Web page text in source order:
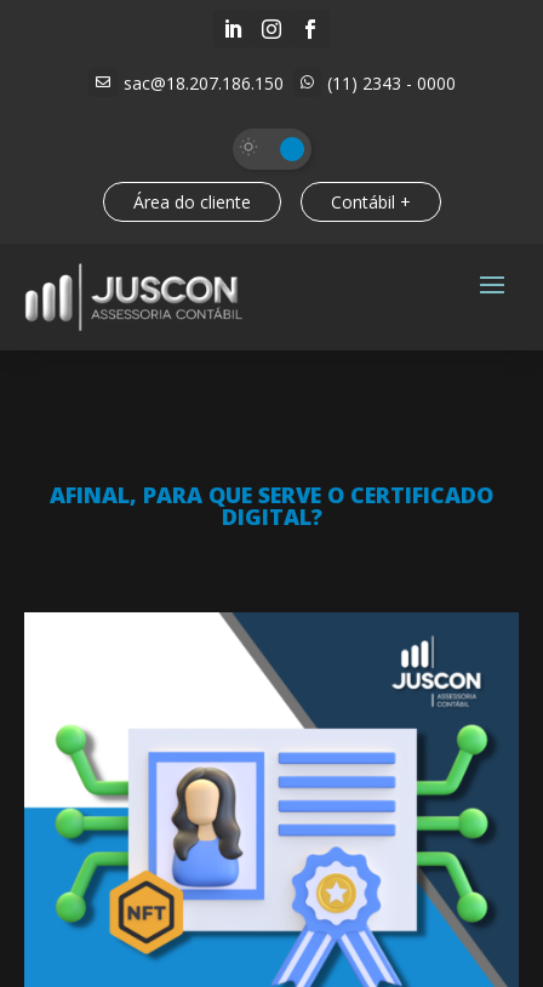
  
 sac@18.207.186.150  (11) 2343 - 0000
Área do cliente Contábil +
AFINAL, PARA QUE SERVE O CERTIFICADO
DIGITAL?